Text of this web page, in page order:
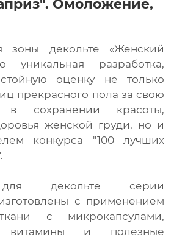
Омоложение,
зоны декольте «Женский
разработка,
оценку не только
прекрасного пола за свою
в сохранении красоты,
женской груди, но и
конкурса "100 лучших
декольте серии
с применением
с микрокапсулами,
витамины и полезные